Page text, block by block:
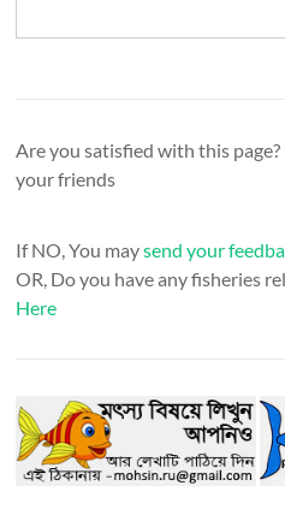
Are you satisfied with this page?
your friends
If NO, You maysend your
OR, Do you have any fisheries
Here